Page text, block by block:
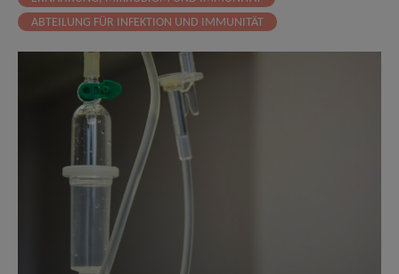
ABTEILUNG FÜR INFEKTION UND IMMUNITÄT